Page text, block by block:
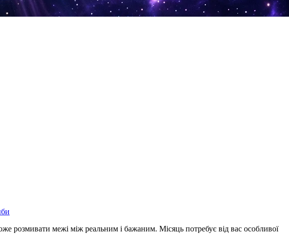
розмивати межі між реальним і бажаним. Місяць потребує від вас особливої